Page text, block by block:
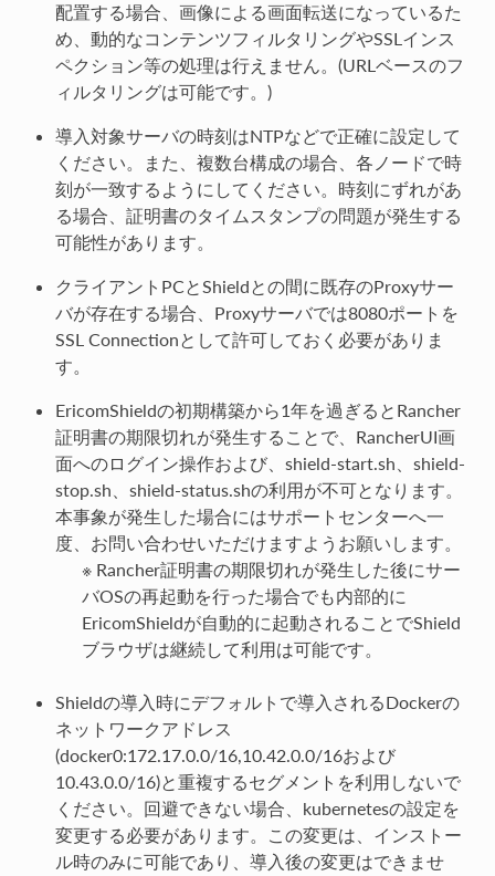
配置する場合、画像による画面転送になっているた
め、動的なコンテンツフィルタリングやSSLインス
ペクション等の処理は行えません。(URLベースのフ
ィルタリングは可能です。)
導入対象サーバの時刻はNTPなどで正確に設定して
ください。また、複数台構成の場合、各ノードで時
刻が一致するようにしてください。時刻にずれがあ
る場合、証明書のタイムスタンプの問題が発生する
可能性があります。
クライアントPCとShieldとの間に既存のProxyサー
バが存在する場合、Proxyサーバでは8080ポートを
SSL Connectionとして許可しておく必要がありま
す。
EricomShieldの初期構築から1年を過ぎるとRancher
証明書の期限切れが発生することで、RancherUI画
面へのログイン操作および、shield-start.sh、shield-
stop.sh、shield-status.shの利用が不可となります。
本事象が発生した場合にはサポートセンターへ一
度、お問い合わせいただけますようお願いします。
※ Rancher証明書の期限切れが発生した後にサー
バOSの再起動を行った場合でも内部的に
EricomShieldが自動的に起動されることでShield
ブラウザは継続して利用は可能です。
Shieldの導入時にデフォルトで導入されるDockerの
ネットワークアドレス
(docker0:172.17.0.0/16,10.42.0.0/16および
10.43.0.0/16)と重複するセグメントを利用しないで
ください。回避できない場合、kubernetesの設定を
変更する必要があります。この変更は、インストー
ル時のみに可能であり、導入後の変更はできませ